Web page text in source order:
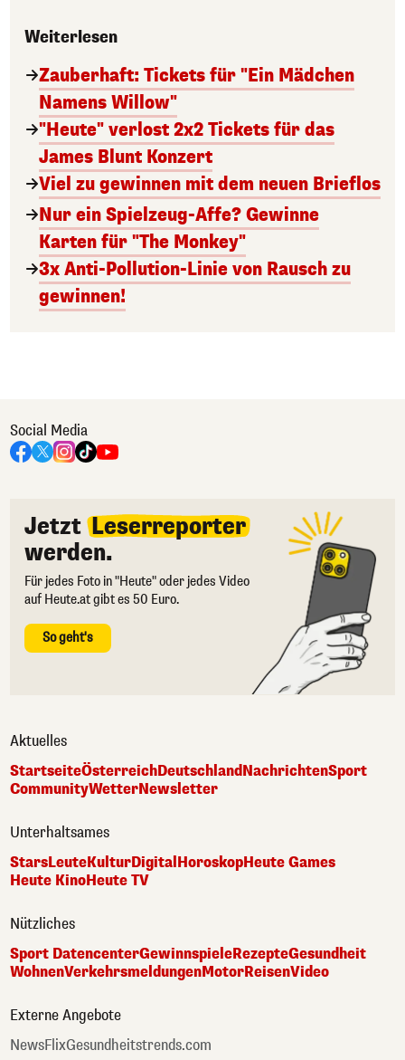
Weiterlesen
Zauberhaft: Tickets für "Ein Mädchen
Namens Willow"
"Heute" verlost 2x2 Tickets für das
James Blunt Konzert
Viel zu gewinnen mit dem neuen Brieflos
Nur ein Spielzeug-Affe? Gewinne
Karten für "The Monkey"
3x Anti-Pollution-Linie von Rausch zu
gewinnen!
Social Media
Jetzt Leserreporter
werden.
Für jedes Foto in "Heute" oder jedes Video
auf Heute.at gibt es 50 Euro.
So geht's
Aktuelles
StartseiteÖsterreichDeutschlandNachrichtenSport
CommunityWetterNewsletter
Unterhaltsames
StarsLeuteKulturDigital HoroskopHeute Games
Heute KinoHeute TV
Nützliches
Sport DatencenterGewinnspieleRezepteGesundheit
WohnenVerkehrsmeldungenMotorReisenVideo
Externe Angebote
NewsFlixGesundheitstrends.com